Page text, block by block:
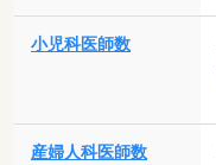
小児科医師数
産婦人科医師数